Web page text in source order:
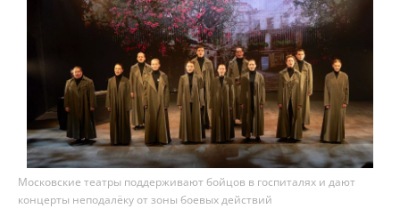
Московские театры поддерживают бойцов в госпиталях и дают
концерты неподалёку от зоны боевых действий